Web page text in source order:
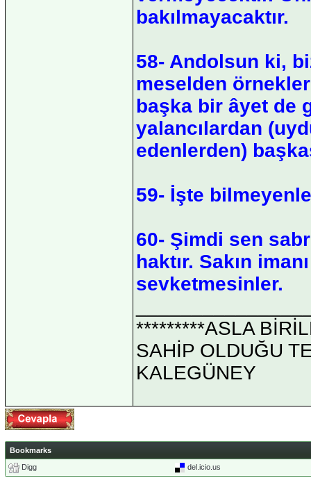
bakılmayacaktır.
58- Andolsun ki,
meselden
başka bir âyet de
yalancılardan
edenlerden)
59- İşte
60- Şimdi sen
haktır. Sakın
sevketmesinler.
*********ASLA
SAHİP OLDUĞU
KALEGÜNEY
Bookmarks
Digg
del.icio.us